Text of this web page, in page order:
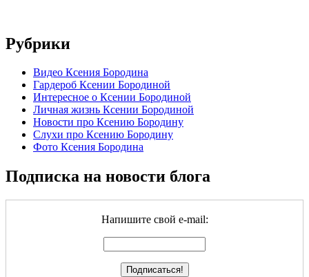
Рубрики
Видео Ксения Бородина
Гардероб Ксении Бородиной
Интересное о Ксении Бородиной
Личная жизнь Ксении Бородиной
Новости про Ксению Бородину
Слухи про Ксению Бородину
Фото Ксения Бородина
Подписка на новости блога
Напишите свой e-mail: